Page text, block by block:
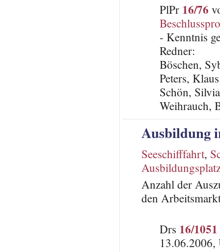
PlPr 16/76
- Kenntnis
Redner:
Böschen,
Peters,
Schön,
Weihrauch,
Ausbildung
Seeschifffahrt,
Anzahl der
den
Drs 16/1051
13.06.2006,